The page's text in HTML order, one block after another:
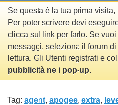
Se questa è la tua prima
Per poter scrivere devi
clicca sul link per farlo. Se
messaggi, seleziona il forum
lettura. Gli Utenti registrati e
pubblicità ne i pop-up.
Tag: agent, apogee, extra,